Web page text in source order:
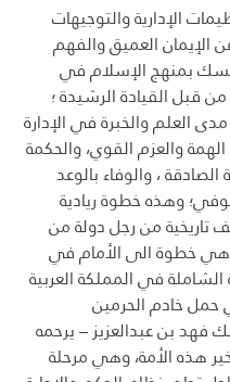
الإدارية والتوجيهات
الإيمان العميق والفهم
بمنهج الإسلام في
من قبل القيادة الرشيدة ؛
العلم والخبرة في الإدارة
والعزم القوي، والحكمة
الصادقة ، والوفاء بالوعد
وهذه خطوة ريادية
تاريخية من رجل دولة من
وهي خطوة الى الأمام في
في المملكة العربية
حمل خادم الحرمين
فهد بن عبدالعزيز – يرحمه
هذه الأمة، وهي مرحلة